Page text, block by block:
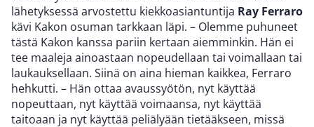
lähetyksessä arvostettu kiekkoasiantuntija Ray Ferraro
kävi Kakon osuman tarkkaan läpi. – Olemme puhuneet
tästä Kakon kanssa pariin kertaan aiemminkin. Hän ei
tee maaleja ainoastaan nopeudellaan tai voimallaan tai
laukauksellaan. Siinä on aina hieman kaikkea, Ferraro
hehkutti. – Hän ottaa avaussyötön, nyt käyttää
nopeuttaan, nyt käyttää voimaansa, nyt käyttää
taitoaan ja nyt käyttää peliälyään tietääkseen, missä